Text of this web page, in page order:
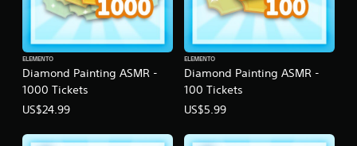
Diamond Painting ASMR -
1000 Tickets
ELEMENTO
US$24.99
Diamond Painting ASMR -
100 Tickets
ELEMENTO
US$5.99